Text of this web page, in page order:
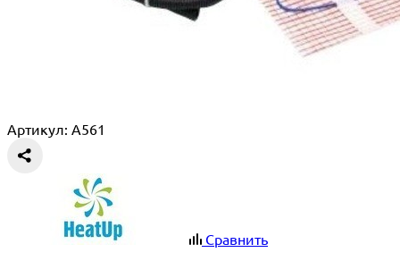
Артикул: A561
Сравнить